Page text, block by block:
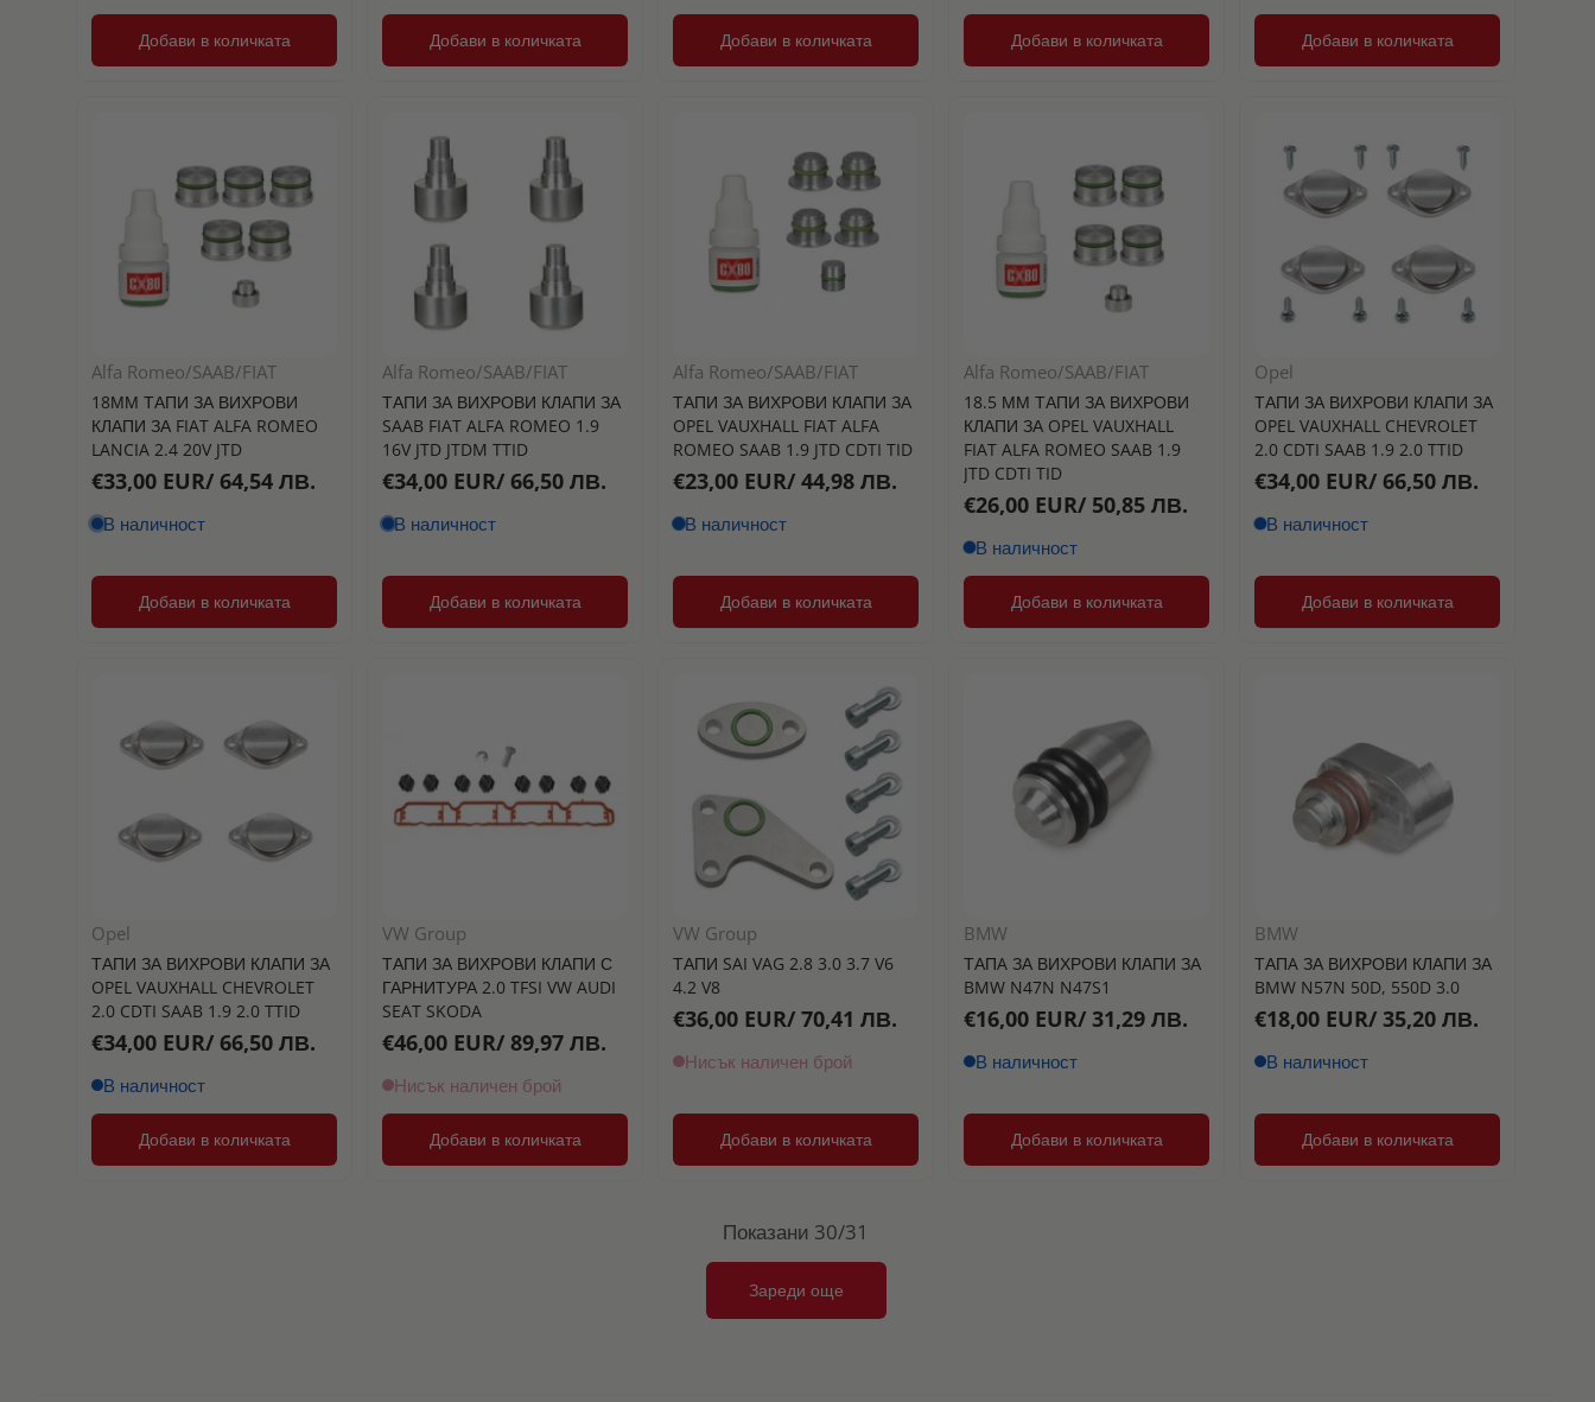
Добави в количката Добави в количката Добави в количката Добави в количката Добави в количката
Alfa Romeo/SAAB/FIAT
18ММ ТАПИ ЗА ВИХРОВИ
КЛАПИ ЗА FIAT ALFA ROMEO
LANCIA 2.4 20V JTD
€33,00 EUR/ 64,54 ЛВ.
В наличност
Добави в количката
Alfa Romeo/SAAB/FIAT
ТАПИ ЗА ВИХРОВИ КЛАПИ ЗА
SAAB FIAT ALFA ROMEO 1.9
16V JTD JTDM TTID
€34,00 EUR/ 66,50 ЛВ.
В наличност
Добави в количката
Alfa Romeo/SAAB/FIAT
ТАПИ ЗА ВИХРОВИ КЛАПИ ЗА
OPEL VAUXHALL FIAT ALFA
ROMEO SAAB 1.9 JTD CDTI TID
€23,00 EUR/ 44,98 ЛВ.
В наличност
Добави в количката
Alfa Romeo/SAAB/FIAT
18.5 ММ ТАПИ ЗА ВИХРОВИ
КЛАПИ ЗА OPEL VAUXHALL
FIAT ALFA ROMEO SAAB 1.9
JTD CDTI TID
€26,00 EUR/ 50,85 ЛВ.
В наличност
Добави в количката
Opel
ТАПИ ЗА ВИХРОВИ КЛАПИ ЗА
OPEL VAUXHALL CHEVROLET
2.0 CDTI SAAB 1.9 2.0 TTID
€34,00 EUR/ 66,50 ЛВ.
В наличност
Добави в количката
Opel
ТАПИ ЗА ВИХРОВИ КЛАПИ ЗА
OPEL VAUXHALL CHEVROLET
2.0 CDTI SAAB 1.9 2.0 TTID
€34,00 EUR/ 66,50 ЛВ.
В наличност
Добави в количката
VW Group
ТАПИ ЗА ВИХРОВИ КЛАПИ С
ГАРНИТУРА 2.0 TFSI VW AUDI
SEAT SKODA
€46,00 EUR/ 89,97 ЛВ.
Нисък наличен брой
Добави в количката
VW Group
ТАПИ SAI VAG 2.8 3.0 3.7 V6
4.2 V8
€36,00 EUR/ 70,41 ЛВ.
Нисък наличен брой
Добави в количката
BMW
ТАПA ЗА ВИХРОВИ КЛАПИ ЗА
BMW N47N N47S1
€16,00 EUR/ 31,29 ЛВ.
В наличност
Добави в количката
BMW
ТАПA ЗА ВИХРОВИ КЛАПИ ЗА
BMW N57N 50D, 550D 3.0
€18,00 EUR/ 35,20 ЛВ.
В наличност
Добави в количката
Показани 30/31
Зареди още